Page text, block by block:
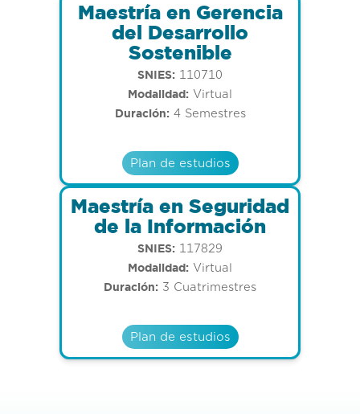
Maestría en Gerencia
del Desarrollo
Sostenible
SNIES: 110710
Modalidad: Virtual
Duración:4 Semestres
Plan de estudios
Maestría en Seguridad
de la Información
SNIES: 117829
Modalidad: Virtual
Duración: 3 Cuatrimestres
Plan de estudios